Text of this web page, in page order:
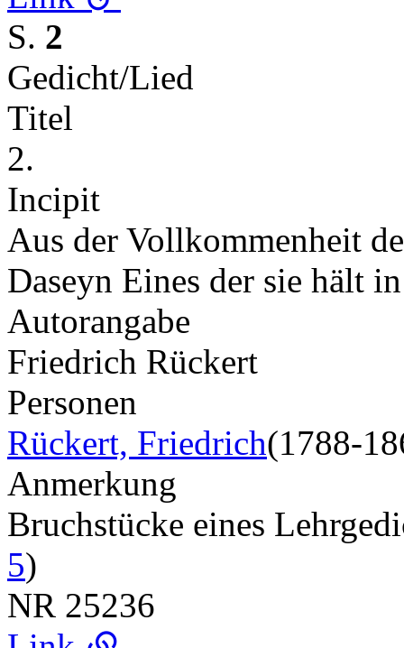
S. 2
Gedicht/Lied
Titel
2.
Incipit
Aus der Vollkommenheit
Daseyn Eines der sie hält
Autorangabe
Friedrich Rückert
Personen
Rückert, Friedrich(1788-
Anmerkung
Bruchstücke eines
5)
NR 25236